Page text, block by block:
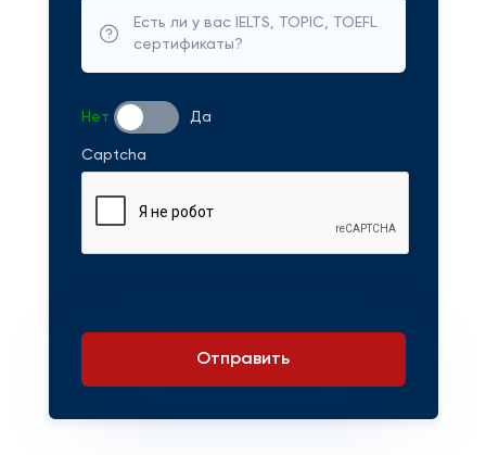
Есть ли у вас IELTS, TOPIC, TOEFL
сертификаты?
Нет Да
Captcha
Отправить